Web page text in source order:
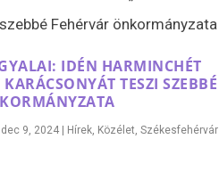
IDÉN HARMINCHÉT
TESZI SZEBBÉ
dec 9, 2024| Hírek, Közélet, Székesfehérvár|